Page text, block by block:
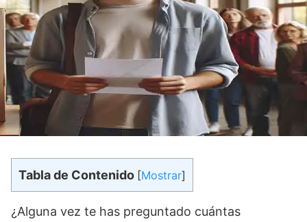
Tabla de Contenido [Mostrar]
¿Alguna vez te has preguntado cuántas